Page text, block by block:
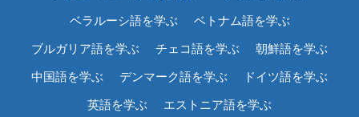
ベラルーシ語を学ぶ ベトナム語を学ぶ
ブルガリア語を学ぶ チェコ語を学ぶ 朝鮮語を学ぶ
中国語を学ぶ デンマーク語を学ぶ ドイツ語を学ぶ
英語を学ぶ エストニア語を学ぶ